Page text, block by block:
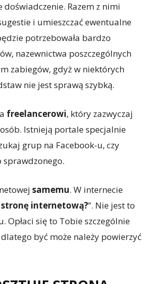
Razem z nimi
i umieszczać ewentualne
potrzebowała bardzo
nazewnictwa poszczególnych
zabiegów, gdyż w niektórych
nie jest sprawą szybką.
freelancerowi, który zazwyczaj
Istnieją portale specjalnie
grup na Facebook-u, czy
samemu. W internecie
stronę internetową?’’. Nie jest to
Opłaci się to Tobie szczególnie
być może należy powierzyć